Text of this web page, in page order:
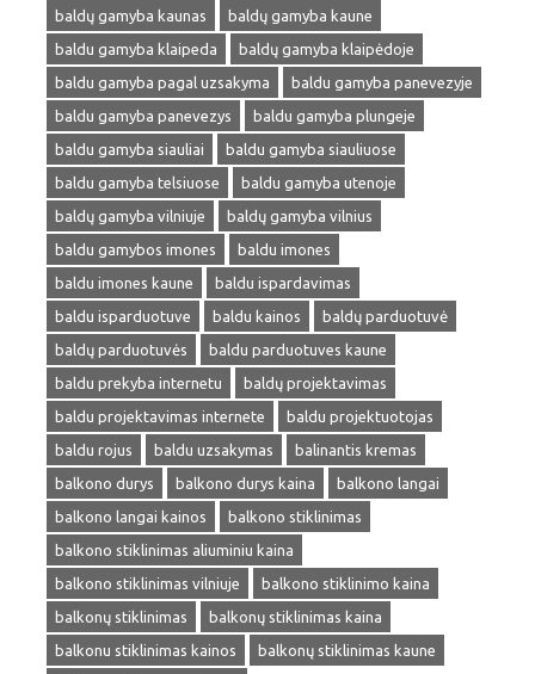
baldų gamyba kaunas
baldų gamyba kaune
baldu gamyba klaipeda
baldų gamyba klaipėdoje
baldu gamyba pagal uzsakyma
baldu gamyba panevezyje
baldu gamyba panevezys
baldu gamyba plungeje
baldu gamyba siauliai
baldu gamyba siauliuose
baldu gamyba telsiuose
baldu gamyba utenoje
baldų gamyba vilniuje
baldų gamyba vilnius
baldu gamybos imones
baldu imones
baldu imones kaune
baldu ispardavimas
baldu isparduotuve
baldu kainos
baldų parduotuvė
baldų parduotuvės
baldu parduotuves kaune
baldu prekyba internetu
baldų projektavimas
baldu projektavimas internete
baldu projektuotojas
baldu rojus
baldu uzsakymas
balinantis kremas
balkono durys
balkono durys kaina
balkono langai
balkono langai kainos
balkono stiklinimas
balkono stiklinimas aliuminiu kaina
balkono stiklinimas vilniuje
balkono stiklinimo kaina
balkonų stiklinimas
balkonų stiklinimas kaina
balkonu stiklinimas kainos
balkonų stiklinimas kaune